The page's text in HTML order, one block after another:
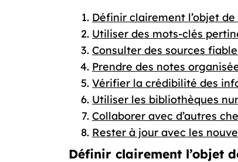
Définir clairement l’objet
Utiliser des mots-clés
Consulter des sources
Prendre des notes
Vérifier la crédibilité des
Utiliser les bibliothèques
Collaborer avec d’autres
Rester à jour avec les
Définir clairement l’objet